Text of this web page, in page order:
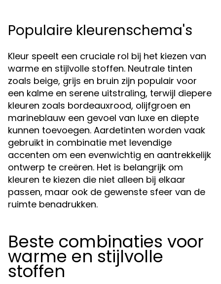
Populaire kleurenschema's
Kleur speelt een cruciale rol bij het kiezen van
warme en stijlvolle stoffen. Neutrale tinten
zoals beige, grijs en bruin zijn populair voor
een kalme en serene uitstraling, terwijl diepere
kleuren zoals bordeauxrood, olijfgroen en
marineblauw een gevoel van luxe en diepte
kunnen toevoegen. Aardetinten worden vaak
gebruikt in combinatie met levendige
accenten om een evenwichtig en aantrekkelijk
ontwerp te creëren. Het is belangrijk om
kleuren te kiezen die niet alleen bij elkaar
passen, maar ook de gewenste sfeer van de
ruimte benadrukken.
Beste combinaties voor
warme en stijlvolle
stoffen